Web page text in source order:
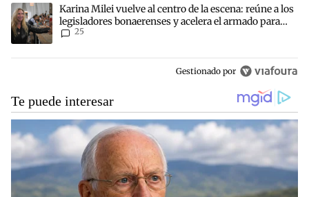
Un artículo de tendencia con el título "Karina Milei vuelve al centro
Karina Milei vuelve al centro de la escena: reúne a los
legisladores bonaerenses y acelera el armado para
2027
25
Gestionado por